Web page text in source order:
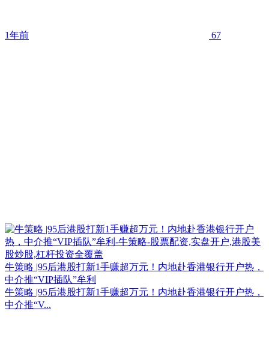
1年前 67
牛策略 |95后港股打新1手赚超万元！内地赴香港银行开户热，
中介推“VIP插队”牟利
牛策略 |95后港股打新1手赚超万元！内地赴香港银行开户热，
中介推“V...